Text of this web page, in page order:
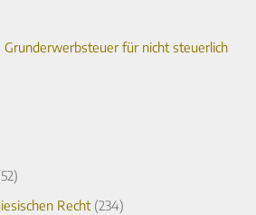
für nicht steuerlich
Recht(234)